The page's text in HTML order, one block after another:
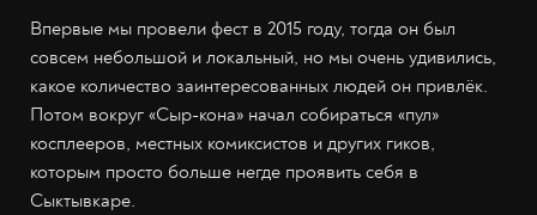
Впервые мы провели фест в 2015 году, тогда он был
совсем небольшой и локальный, но мы очень удивились,
какое количество заинтересованных людей он привлёк.
Потом вокруг «Сыр-кона» начал собираться «пул»
косплееров, местных комиксистов и других гиков,
которым просто больше негде проявить себя в
Сыктывкаре.